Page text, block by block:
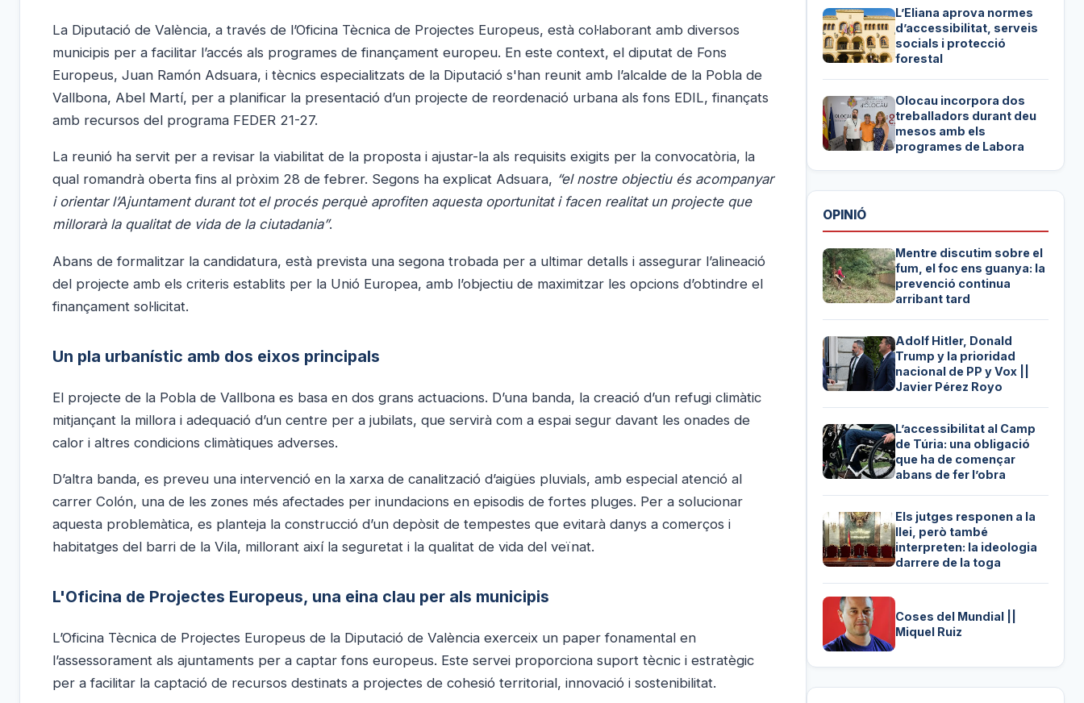
La Diputació de València, a través de l’Oficina Tècnica de Projectes Europeus, està col·laborant amb diversos
municipis per a facilitar l’accés als programes de finançament europeu. En este context, el diputat de Fons
Europeus, Juan Ramón Adsuara, i tècnics especialitzats de la Diputació s'han reunit amb l’alcalde de la Pobla de
Vallbona, Abel Martí, per a planificar la presentació d’un projecte de reordenació urbana als fons EDIL, finançats
amb recursos del programa FEDER 21-27.
La reunió ha servit per a revisar la viabilitat de la proposta i ajustar-la als requisits exigits per la convocatòria, la
qual romandrà oberta fins al pròxim 28 de febrer. Segons ha explicat Adsuara, “el nostre objectiu és acompanyar
i orientar l’Ajuntament durant tot el procés perquè aprofiten aquesta oportunitat i facen realitat un projecte que
millorarà la qualitat de vida de la ciutadania”.
Abans de formalitzar la candidatura, està prevista una segona trobada per a ultimar detalls i assegurar l’alineació
del projecte amb els criteris establits per la Unió Europea, amb l’objectiu de maximitzar les opcions d’obtindre el
finançament sol·licitat.
Un pla urbanístic amb dos eixos principals
El projecte de la Pobla de Vallbona es basa en dos grans actuacions. D’una banda, la creació d’un refugi climàtic
mitjançant la millora i adequació d’un centre per a jubilats, que servirà com a espai segur davant les onades de
calor i altres condicions climàtiques adverses.
D’altra banda, es preveu una intervenció en la xarxa de canalització d’aigües pluvials, amb especial atenció al
carrer Colón, una de les zones més afectades per inundacions en episodis de fortes pluges. Per a solucionar
aquesta problemàtica, es planteja la construcció d’un depòsit de tempestes que evitarà danys a comerços i
habitatges del barri de la Vila, millorant així la seguretat i la qualitat de vida del veïnat.
L'Oficina de Projectes Europeus, una eina clau per als municipis
L’Oficina Tècnica de Projectes Europeus de la Diputació de València exerceix un paper fonamental en
l’assessorament als ajuntaments per a captar fons europeus. Este servei proporciona suport tècnic i estratègic
per a facilitar la captació de recursos destinats a projectes de cohesió territorial, innovació i sostenibilitat.
L’Eliana aprova normes
d’accessibilitat, serveis
socials i protecció
forestal
Olocau incorpora dos
treballadors durant deu
mesos amb els
programes de Labora
OPINIÓ
Mentre discutim sobre el
fum, el foc ens guanya: la
prevenció continua
arribant tard
Adolf Hitler, Donald
Trump y la prioridad
nacional de PP y Vox ||
Javier Pérez Royo
L’accessibilitat al Camp
de Túria: una obligació
que ha de començar
abans de fer l’obra
Els jutges responen a la
llei, però també
interpreten: la ideologia
darrere de la toga
Coses del Mundial ||
Miquel Ruiz